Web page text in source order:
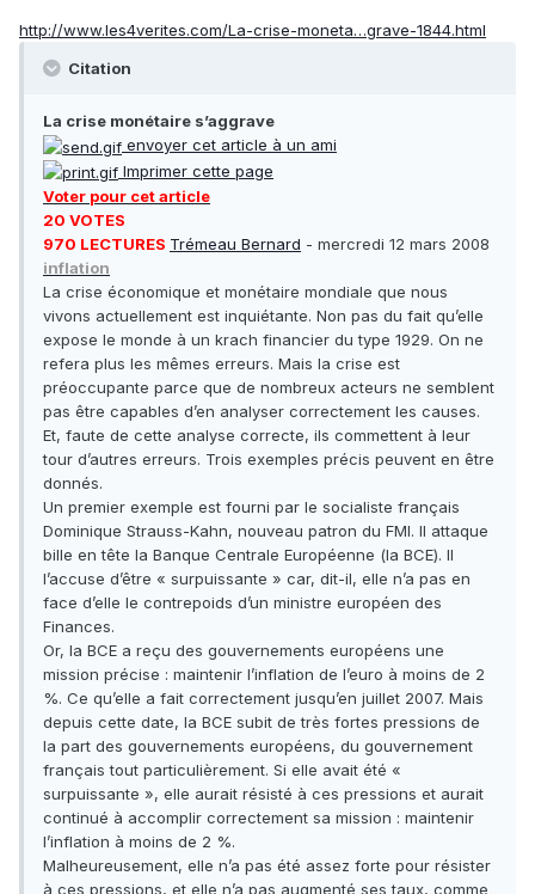
http://www.les4verites.com/La-crise-moneta…grave-1844.html
Citation
La crise monétaire s’aggrave
envoyer cet article à un ami
Imprimer cette page
Voter pour cet article
20 VOTES
970 LECTURES Trémeau Bernard - mercredi 12 mars 2008
inflation
La crise économique et monétaire mondiale que nous
vivons actuellement est inquiétante. Non pas du fait qu’elle
expose le monde à un krach financier du type 1929. On ne
refera plus les mêmes erreurs. Mais la crise est
préoccupante parce que de nombreux acteurs ne semblent
pas être capables d’en analyser correctement les causes.
Et, faute de cette analyse correcte, ils commettent à leur
tour d’autres erreurs. Trois exemples précis peuvent en être
donnés.
Un premier exemple est fourni par le socialiste français
Dominique Strauss-Kahn, nouveau patron du FMI. Il attaque
bille en tête la Banque Centrale Européenne (la BCE). Il
l’accuse d’être « surpuissante » car, dit-il, elle n’a pas en
face d’elle le contrepoids d’un ministre européen des
Finances.
Or, la BCE a reçu des gouvernements européens une
mission précise : maintenir l’inflation de l’euro à moins de 2
%. Ce qu’elle a fait correctement jusqu’en juillet 2007. Mais
depuis cette date, la BCE subit de très fortes pressions de
la part des gouvernements européens, du gouvernement
français tout particulièrement. Si elle avait été «
surpuissante », elle aurait résisté à ces pressions et aurait
continué à accomplir correctement sa mission : maintenir
l’inflation à moins de 2 %.
Malheureusement, elle n’a pas été assez forte pour résister
à ces pressions, et elle n’a pas augmenté ses taux, comme